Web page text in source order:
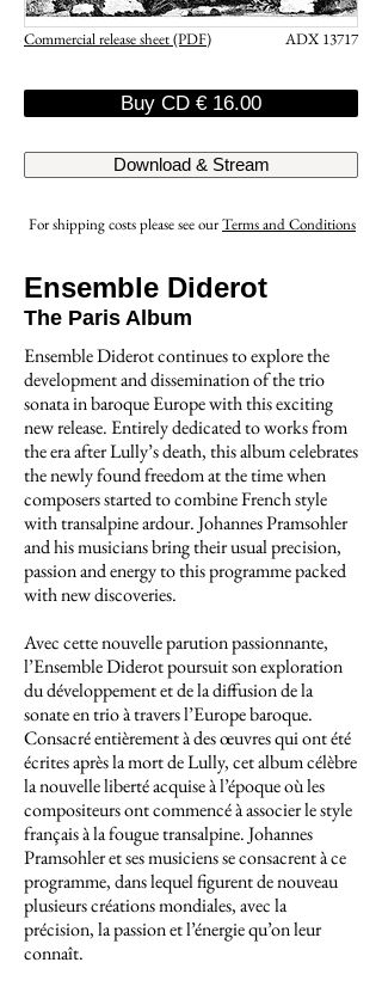
Commercial release sheet (PDF) ADX 13717
Buy CD € 16.00
Download & Stream
For shipping costs please see ourTerms and Conditions
Ensemble Diderot
The Paris Album
Ensemble Diderot continues to explore the
development and dissemination of the trio
sonata in baroque Europe with this exciting
new release. Entirely dedicated to works from
the era after Lully’s death, this album celebrates
the newly found freedom at the time when
composers started to combine French style
with transalpine ardour. Johannes Pramsohler
and his musicians bring their usual precision,
passion and energy to this programme packed
with new discoveries.
Avec cette nouvelle parution passionnante,
l’Ensemble Diderot poursuit son exploration
du développement et de la diffusion de la
sonate en trio à travers l’Europe baroque.
Consacré entièrement à des œuvres qui ont été
écrites après la mort de Lully, cet album célèbre
la nouvelle liberté acquise à l’époque où les
compositeurs ont commencé à associer le style
français à la fougue transalpine. Johannes
Pramsohler et ses musiciens se consacrent à ce
programme, dans lequel figurent de nouveau
plusieurs créations mondiales, avec la
précision, la passion et l’énergie qu’on leur
connaît.